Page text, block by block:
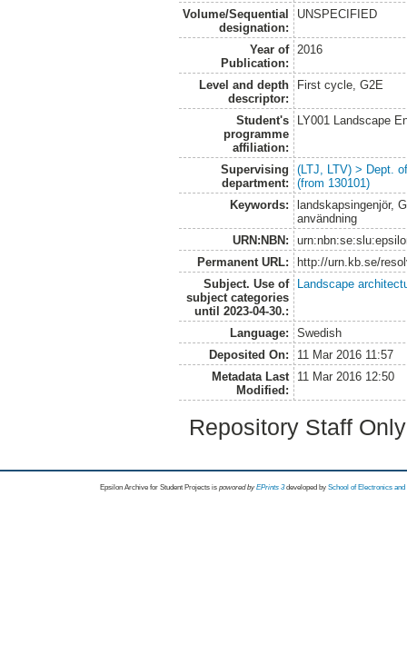
Volume/Sequential
designation:
UNSPECIFIED
Year of
Publication:
2016
Level and depth
descriptor:
First cycle, G2E
Student's
programme
affiliation:
LY001 Landscape
Supervising
department:
(LTJ, LTV) > Dept.
(from 130101)
Keywords:
landskapsingenjör,
användning
URN:NBN:
Permanent URL:
http://urn.kb.se/
Subject. Use of
subject categories
until 2023-04-30.:
Landscape
Language:
Swedish
Deposited On:
11 Mar 2016 11:57
Metadata Last
Modified:
11 Mar 2016 12:50
Repository Staff
Epsilon Archive for Student Projects is powored byEPrints 3 developed by School of Electronics